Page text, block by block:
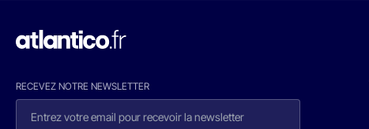
RECEVEZ NOTRE NEWSLETTER